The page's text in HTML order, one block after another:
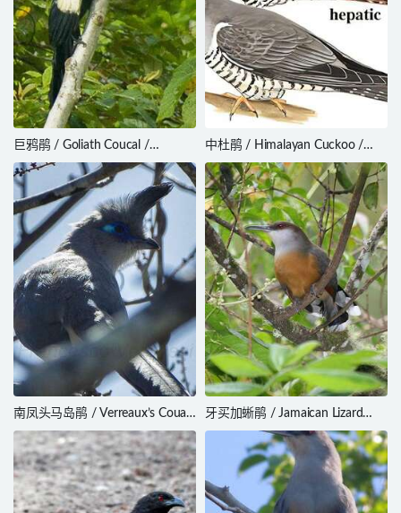
巨鸦鹃 / Goliath Coucal /
Centropus goliath
中杜鹃 / Himalayan Cuckoo /
Cuculus saturatus
南凤头马岛鹃 / Verreaux’s Coua /
Coua verreauxi
牙买加蜥鹃 / Jamaican Lizard
Cuckoo / Coccyzus vetula